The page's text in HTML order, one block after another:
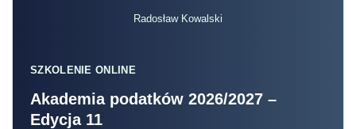
Radosław Kowalski
SZKOLENIE ONLINE
Akademia podatków 2026/2027 –
Edycja 11